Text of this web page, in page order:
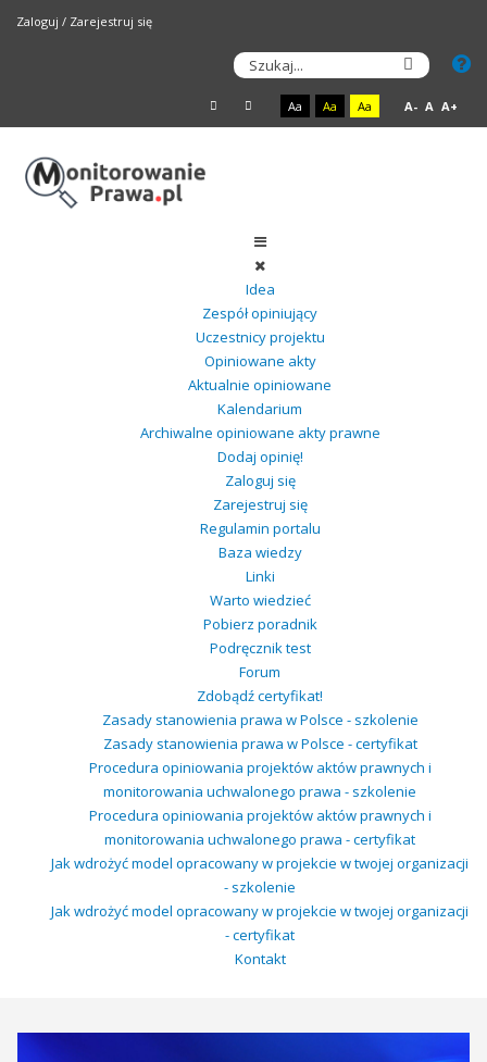
Zaloguj / Zarejestruj się
Aa Aa Aa A- A A+
Idea
Zespół opiniujący
Uczestnicy projektu
Opiniowane akty
Aktualnie opiniowane
Kalendarium
Archiwalne opiniowane akty prawne
Dodaj opinię!
Zaloguj się
Zarejestruj się
Regulamin portalu
Baza wiedzy
Linki
Warto wiedzieć
Pobierz poradnik
Podręcznik test
Forum
Zdobądź certyfikat!
Zasady stanowienia prawa w Polsce - szkolenie
Zasady stanowienia prawa w Polsce - certyfikat
Procedura opiniowania projektów aktów prawnych i
monitorowania uchwalonego prawa - szkolenie
Procedura opiniowania projektów aktów prawnych i
monitorowania uchwalonego prawa - certyfikat
Jak wdrożyć model opracowany w projekcie w twojej organizacji
- szkolenie
Jak wdrożyć model opracowany w projekcie w twojej organizacji
- certyfikat
Kontakt